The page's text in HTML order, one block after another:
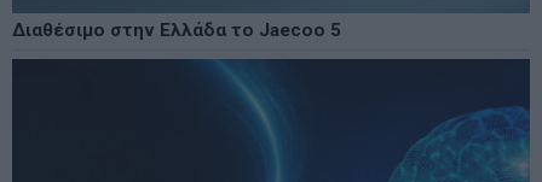
Διαθέσιμο στην Ελλάδα το Jaecoo 5